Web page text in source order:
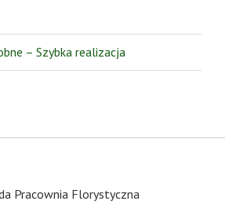
– Szybka realizacja
Pracownia Florystyczna